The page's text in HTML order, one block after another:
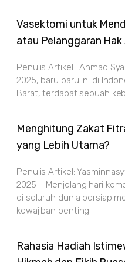
Vasektomi untuk
atau Pelanggaran Hak
Penulis Artikel : Ahmad
2025, baru baru ini di
Barat, terdapat sebuah
Menghitung Zakat
yang Lebih Utama?
Penulis Artikel:
2025 – Menjelang hari
di seluruh dunia bersiap
kewajiban penting
Rahasia Hadiah